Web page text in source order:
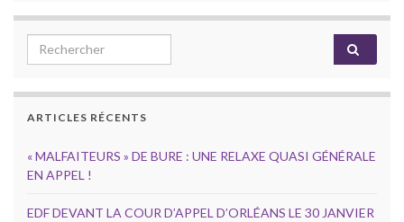
Search for:
ARTICLES RÉCENTS
« MALFAITEURS » DE BURE : UNE RELAXE QUASI GÉNÉRALE
EN APPEL !
EDF DEVANT LA COUR D’APPEL D’ORLÉANS LE 30 JANVIER